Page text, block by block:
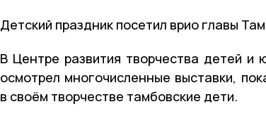
Детский праздник посетил врио главы
В Центре развития творчества детей
осмотрел многочисленные выставки,
в своём творчестве тамбовские дети.